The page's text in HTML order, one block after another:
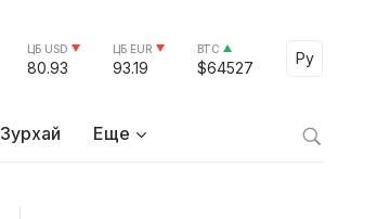
ЦБ USD
80.93
ЦБ EUR
93.19
BTC
$64527
Ру
Select
Зурхай Еще